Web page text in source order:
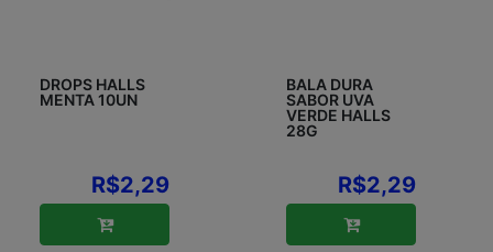
DROPS HALLS
MENTA 10UN
R$2,29
BALA DURA
SABOR UVA
VERDE HALLS
28G
R$2,29